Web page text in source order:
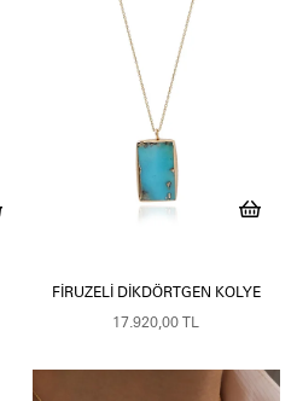
FIRUZELI DIKDÖRTGEN KOLYE
17.920,00 TL